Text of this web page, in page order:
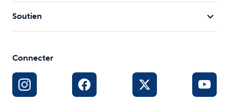
Soutien
Connecter